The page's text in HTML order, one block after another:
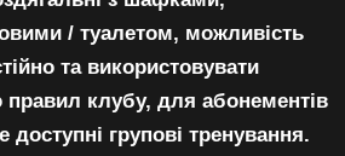
/ туалетом, можливість
та використовувати
правил клубу, для абонементів
групові тренування.